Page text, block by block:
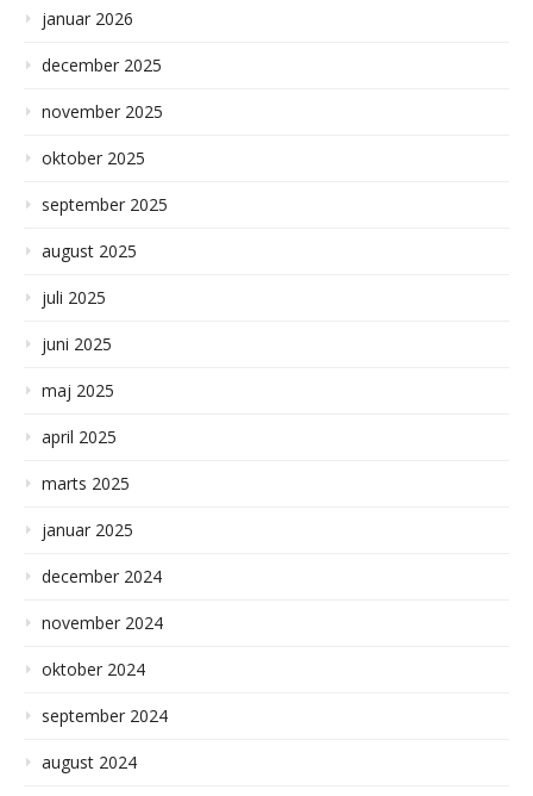
januar 2026
december 2025
november 2025
oktober 2025
september 2025
august 2025
juli 2025
juni 2025
maj 2025
april 2025
marts 2025
januar 2025
december 2024
november 2024
oktober 2024
september 2024
august 2024